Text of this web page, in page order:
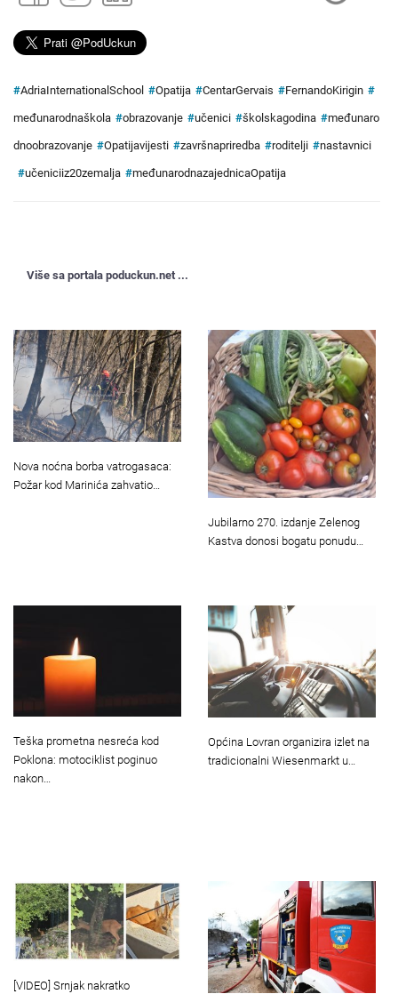
#AdriaInternationalSchool #Opatija #CentarGervais #FernandoKirigin #
međunarodnaškola #obrazovanje #učenici #školskagodina #međunaro
dnoobrazovanje #Opatijavijesti #završnapriredba #roditelji #nastavnici
#učeniciiz20zemalja #međunarodnazajednicaOpatija
Više sa portala poduckun.net ...
Nova noćna borba vatrogasaca:
Požar kod Marinića zahvatio…
Jubilarno 270. izdanje Zelenog
Kastva donosi bogatu ponudu…
Teška prometna nesreća kod
Poklona: motociklist poginuo
nakon…
Općina Lovran organizira izlet na
tradicionalni Wiesenmarkt u…
[VIDEO] Srnjak nakratko